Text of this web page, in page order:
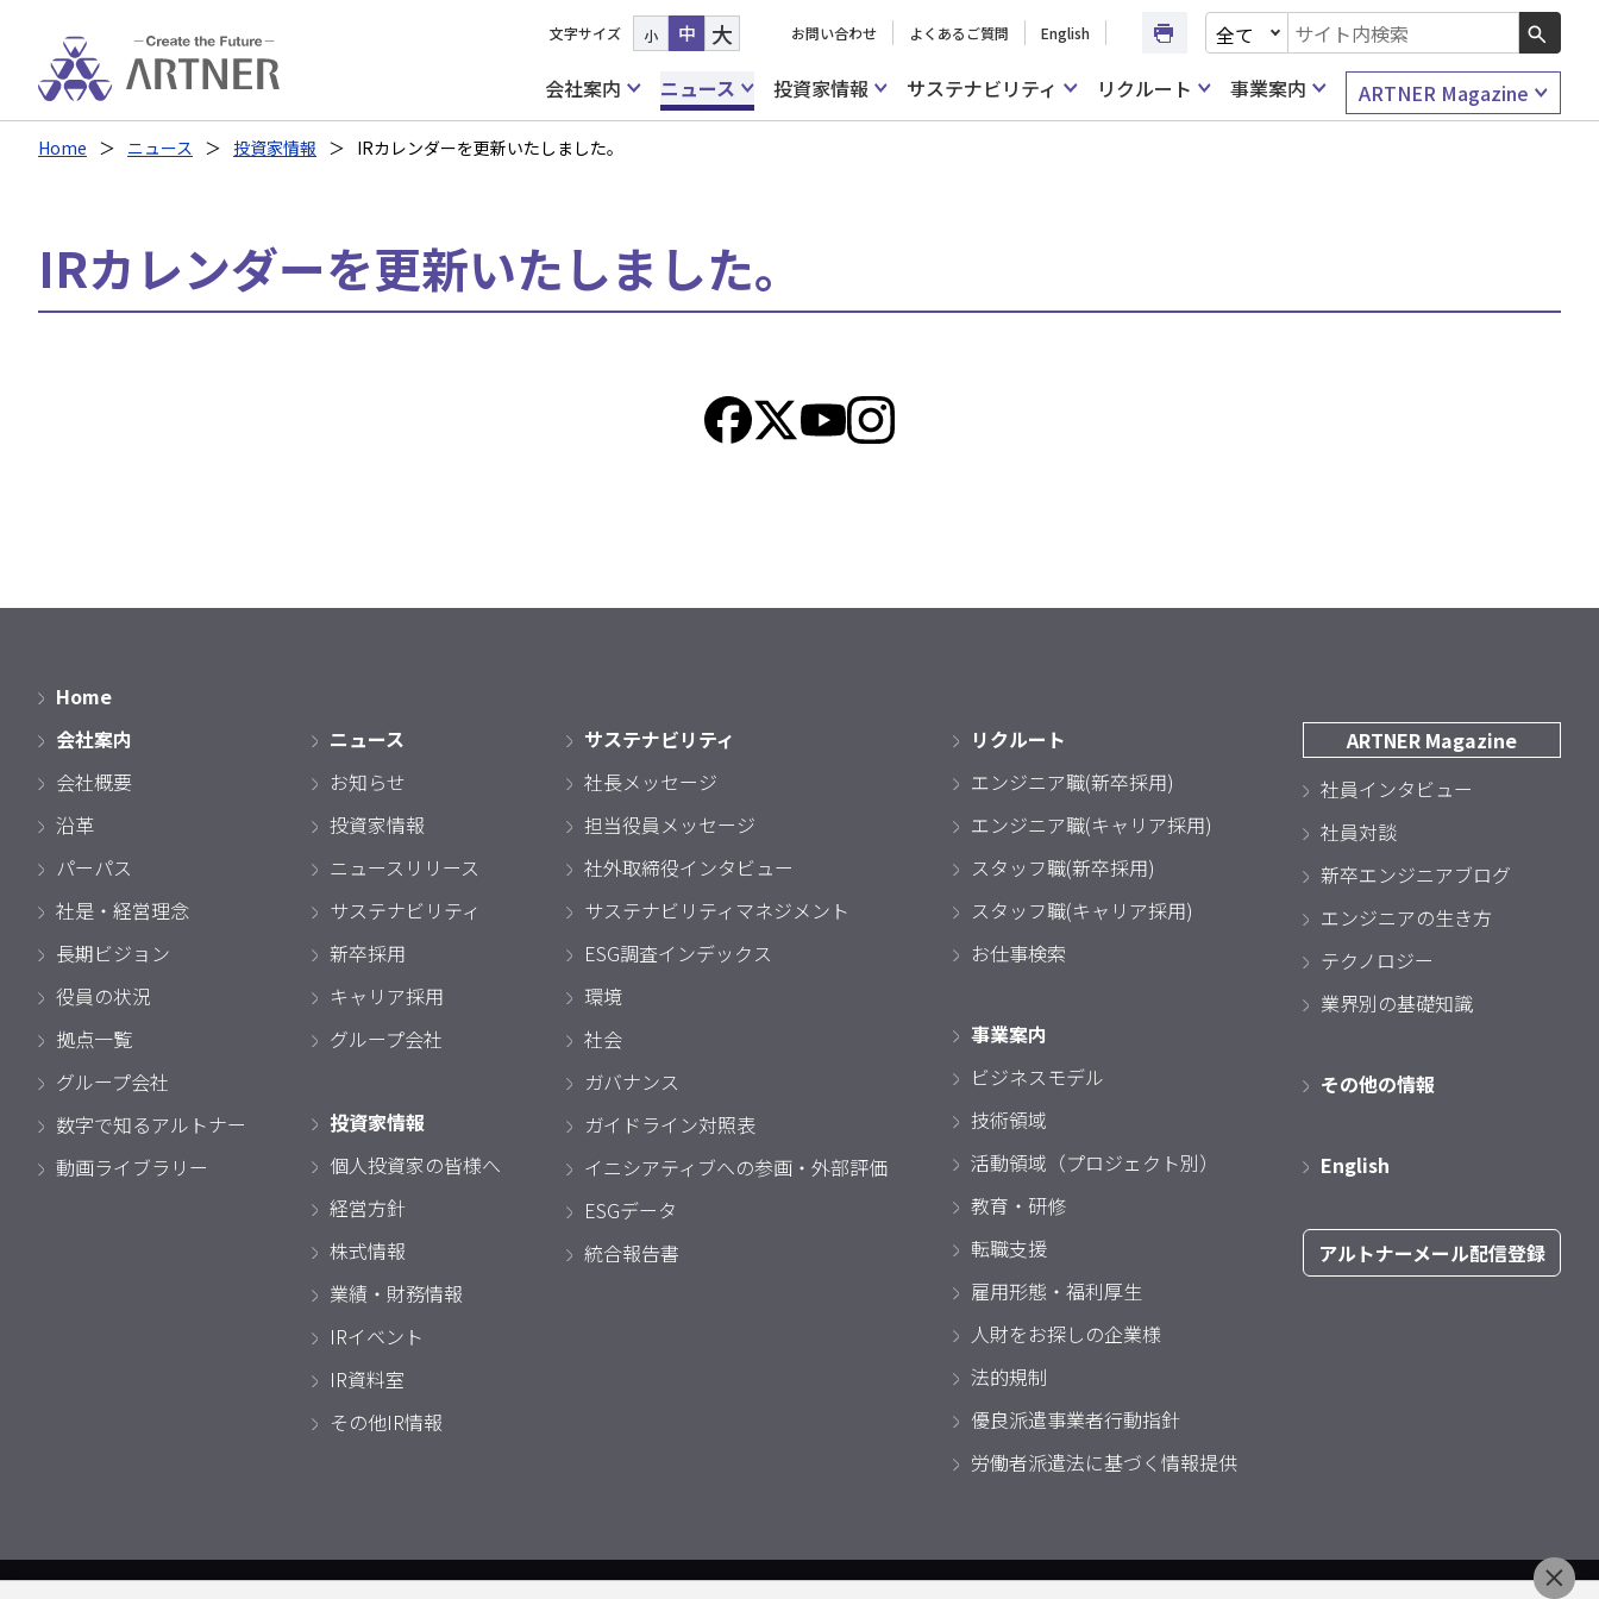
文字サイズ 小 中 大 お問い合わせ よくあるご質問 English
文書種別を選択
検索キーワード入力
会社案内
ニュース 投資家情報 サステナビリティ リクルート 事業案内 ARTNER Magazine
Home ニュース 投資家情報 IRカレンダーを更新いたしました。
IRカレンダーを更新いたしました。
Home
会社案内
会社概要
沿革
パーパス
社是・経営理念
長期ビジョン
役員の状況
拠点一覧
グループ会社
数字で知るアルトナー
動画ライブラリー
ニュース
お知らせ
投資家情報
ニュースリリース
サステナビリティ
新卒採用
キャリア採用
グループ会社
投資家情報
個人投資家の皆様へ
経営方針
株式情報
業績・財務情報
IRイベント
IR資料室
その他IR情報
サステナビリティ
社長メッセージ
担当役員メッセージ
社外取締役インタビュー
サステナビリティマネジメント
ESG調査インデックス
環境
社会
ガバナンス
ガイドライン対照表
イニシアティブへの参画・外部評価
ESGデータ
統合報告書
リクルート
エンジニア職(新卒採用)
エンジニア職(キャリア採用)
スタッフ職(新卒採用)
スタッフ職(キャリア採用)
お仕事検索
事業案内
ビジネスモデル
技術領域
活動領域（プロジェクト別）
教育・研修
転職支援
雇用形態・福利厚生
人財をお探しの企業様
法的規制
優良派遣事業者行動指針
労働者派遣法に基づく情報提供
ARTNER Magazine
社員インタビュー
社員対談
新卒エンジニアブログ
エンジニアの生き方
テクノロジー
業界別の基礎知識
その他の情報
English
アルトナーメール配信登録